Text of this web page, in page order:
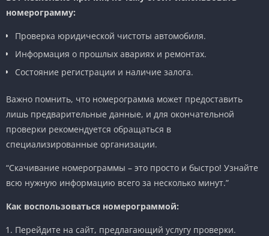
номерограмму:
Проверка юридической чистоты автомобиля.
Информация о прошлых авариях и ремонтах.
Состояние регистрации и наличие залога.
Важно помнить, что номерограмма может предоставить
лишь предварительные данные, и для окончательной
проверки рекомендуется обращаться в
специализированные организации.
“Скачивание номерограммы – это просто и быстро! Узнайте
всю нужную информацию всего за несколько минут.”
Как воспользоваться номерограммой:
Перейдите на сайт, предлагающий услугу проверки.